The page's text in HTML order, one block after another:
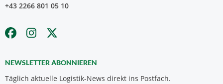
+43 2266 801 05 10
NEWSLETTER ABONNIEREN
Täglich aktuelle Logistik-News direkt ins Postfach.